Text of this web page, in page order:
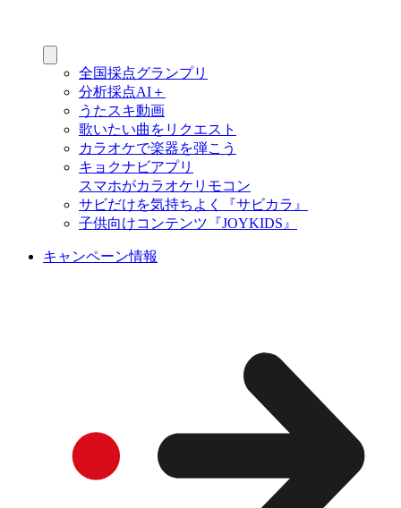
全国採点グランプリ
分析採点AI＋
うたスキ動画
歌いたい曲をリクエスト
カラオケで楽器を弾こう
キョクナビアプリ
スマホがカラオケリモコン
サビだけを気持ちよく『サビカラ』
子供向けコンテンツ『JOYKIDS』
キャンペーン情報